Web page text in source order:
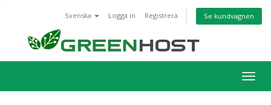
Svenska Logga in Registrera Se kundvagnen